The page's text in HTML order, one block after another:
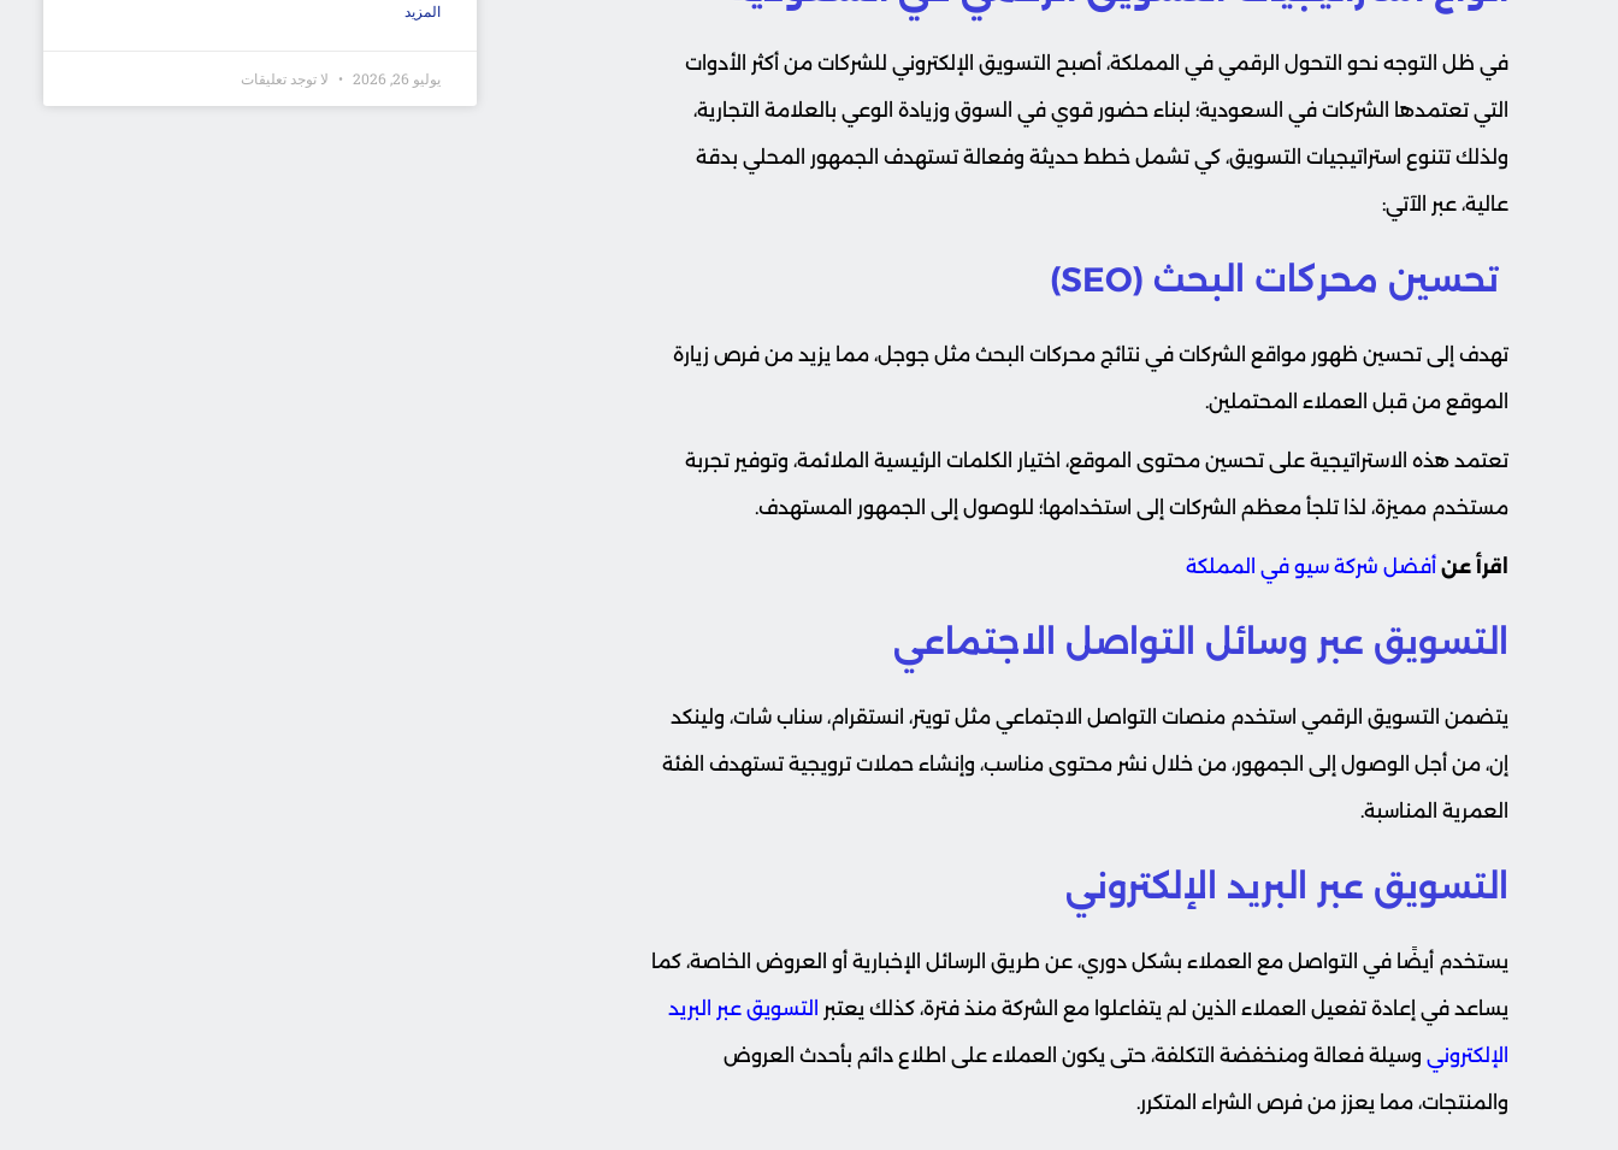
في ظل التوجه نحو التحول الرقمي في المملكة، أصبح التسويق الإلكتروني للشركات من أكثر الأدوات
التي تعتمدها الشركات في السعودية؛ لبناء حضور قوي في السوق وزيادة الوعي بالعلامة التجارية،
ولذلك تتنوع استراتيجيات التسويق، كي تشمل خطط حديثة وفعالة تستهدف الجمهور المحلي بدقة
عالية، عبر الآتي:
تحسين محركات البحث (SEO)
تهدف إلى تحسين ظهور مواقع الشركات في نتائج محركات البحث مثل جوجل، مما يزيد من فرص زيارة
الموقع من قبل العملاء المحتملين.
تعتمد هذه الاستراتيجية على تحسين محتوى الموقع، اختيار الكلمات الرئيسية الملائمة، وتوفير تجربة
مستخدم مميزة، لذا تلجأ معظم الشركات إلى استخدامها؛ للوصول إلى الجمهور المستهدف.
اقرأ عن أفضل شركة سيو في المملكة
التسويق عبر وسائل التواصل الاجتماعي
يتضمن التسويق الرقمي استخدم منصات التواصل الاجتماعي مثل تويتر، انستقرام، سناب شات، ولينكد
إن، من أجل الوصول إلى الجمهور، من خلال نشر محتوى مناسب، وإنشاء حملات ترويجية تستهدف الفئة
العمرية المناسبة.
التسويق عبر البريد الإلكتروني
يستخدم أيضًا في التواصل مع العملاء بشكل دوري، عن طريق الرسائل الإخبارية أو العروض الخاصة، كما
يساعد في إعادة تفعيل العملاء الذين لم يتفاعلوا مع الشركة منذ فترة، كذلك يعتبر التسويق عبر البريد
الإلكتروني وسيلة فعالة ومنخفضة التكلفة، حتى يكون العملاء على اطلاع دائم بأحدث العروض
والمنتجات، مما يعزز من فرص الشراء المتكرر.
المزيد
يوليو 26, 2026 لا توجد تعليقات